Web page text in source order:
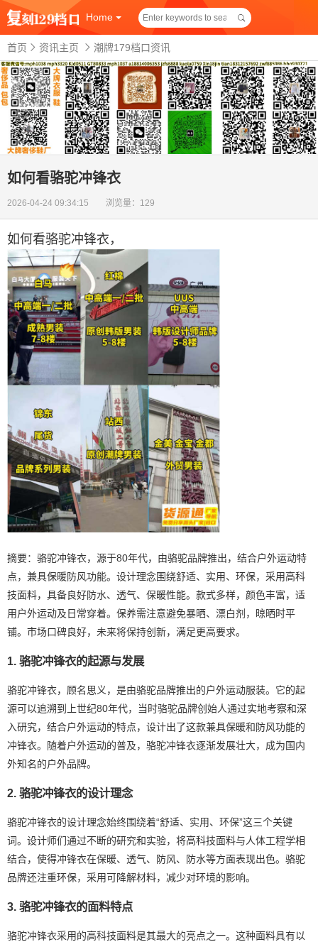
Home
首页 资讯主页 潮牌179档口资讯
如何看骆驼冲锋衣
2026-04-24 09:34:15 浏览量：129
如何看骆驼冲锋衣 ，
摘要：骆驼冲锋衣，源于80年代，由骆驼品牌推出，结合户外运动特
点，兼具保暖防风功能。设计理念围绕舒适、实用、环保，采用高科
技面料，具备良好防水、透气、保暖性能。款式多样，颜色丰富，适
用户外运动及日常穿着。保养需注意避免暴晒、漂白剂，晾晒时平
铺。市场口碑良好，未来将保持创新，满足更高要求。
1. 骆驼冲锋衣的起源与发展
骆驼冲锋衣，顾名思义，是由骆驼品牌推出的户外运动服装。它的起
源可以追溯到上世纪80年代，当时骆驼品牌创始人通过实地考察和深
入研究，结合户外运动的特点，设计出了这款兼具保暖和防风功能的
冲锋衣。随着户外运动的普及，骆驼冲锋衣逐渐发展壮大，成为国内
外知名的户外品牌。
2. 骆驼冲锋衣的设计理念
骆驼冲锋衣的设计理念始终围绕着“舒适、实用、环保”这三个关键
词。设计师们通过不断的研究和实验，将高科技面料与人体工程学相
结合，使得冲锋衣在保暖、透气、防风、防水等方面表现出色。骆驼
品牌还注重环保，采用可降解材料，减少对环境的影响。
3. 骆驼冲锋衣的面料特点
骆驼冲锋衣采用的高科技面料是其最大的亮点之一。这种面料具有以